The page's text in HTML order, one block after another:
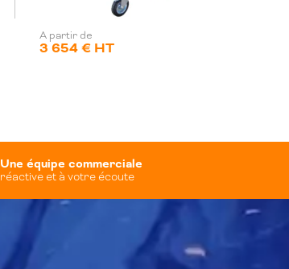
A partir de
3 654 € HT
Une équipe commerciale
réactive et à votre écoute